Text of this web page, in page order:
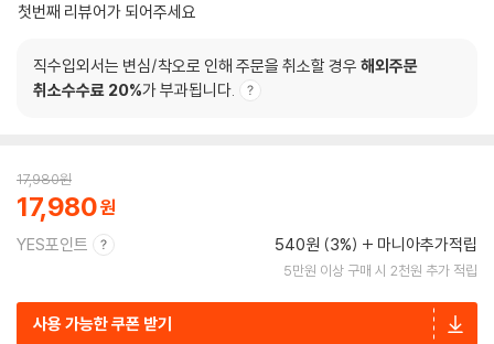
첫번째 리뷰어가 되어주세요
직수입외서는 변심/착오로 인해 주문을 취소할 경우 해외주문
취소수수료 20%가 부과됩니다.
17,980원
17,980
YES포인트 540원 (3%) 마니아추가적립
5만원 이상 구매 시 2천원 추가 적립
사용 가능한 쿠폰 받기